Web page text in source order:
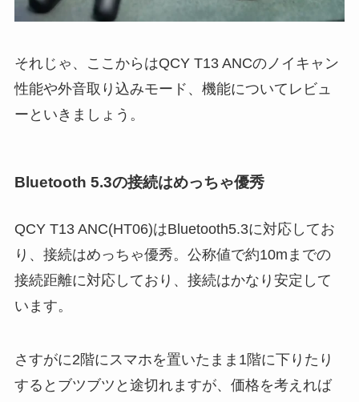
それじゃ、ここからはQCY T13 ANCのノイキャン
性能や外音取り込みモード、機能についてレビュ
ーといきましょう。
Bluetooth 5.3の接続はめっちゃ優秀
QCY T13 ANC(HT06)はBluetooth5.3に対応してお
り、接続はめっちゃ優秀。公称値で約10mまでの
接続距離に対応しており、接続はかなり安定して
います。
さすがに2階にスマホを置いたまま1階に下りたり
するとブツブツと途切れますが、価格を考えれば